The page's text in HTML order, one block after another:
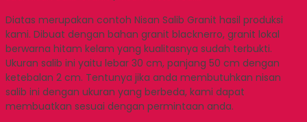
Diatas merupakan contoh Nisan Salib Granit hasil produksi
kami. Dibuat dengan bahan granit blacknerro, granit lokal
berwarna hitam kelam yang kualitasnya sudah terbukti.
Ukuran salib ini yaitu lebar 30 cm, panjang 50 cm dengan
ketebalan 2 cm. Tentunya jika anda membutuhkan nisan
salib ini dengan ukuran yang berbeda, kami dapat
membuatkan sesuai dengan permintaan anda.